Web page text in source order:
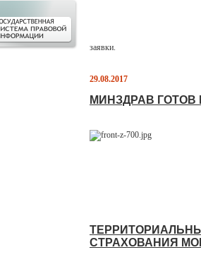
заявки.
29.08.2017
МИНЗДРАВ ГОТОВ
СТРАХОВАНИЯ